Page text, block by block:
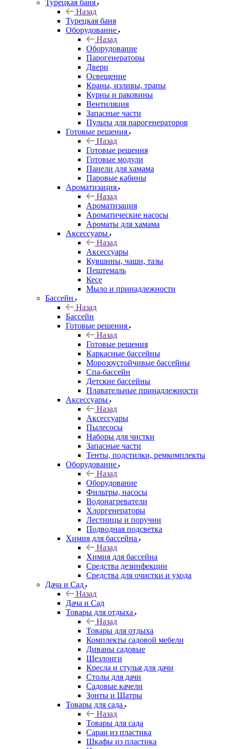
Турецкая баня
Назад
Турецкая баня
Оборудование
Назад
Оборудование
Парогенераторы
Двери
Освещение
Краны, изливы, трапы
Курны и раковины
Вентиляция
Запасные части
Пульты для парогенераторов
Готовые решения
Назад
Готовые решения
Готовые модули
Панели для хамама
Паровые кабины
Ароматизация
Назад
Ароматизация
Ароматические насосы
Ароматы для хамама
Аксессуары
Назад
Аксессуары
Кувшины, чаши, тазы
Пештемаль
Кесе
Мыло и принадлежности
Бассейн
Назад
Бассейн
Готовые решения
Назад
Готовые решения
Каркасные бассейны
Морозоустойчивые бассейны
Спа-бассейн
Детские бассейны
Плавательные принадлежности
Аксессуары
Назад
Аксессуары
Пылесосы
Наборы для чистки
Запасные части
Тенты, подстилки, ремкомплекты
Оборудование
Назад
Оборудование
Фильтры, насосы
Водонагреватели
Хлоргенераторы
Лестницы и поручни
Подводная подсветка
Химия для бассейна
Назад
Химия для бассейна
Средства дезинфекции
Средства для очистки и ухода
Дача и Сад
Назад
Дача и Сад
Товары для отдыха
Назад
Товары для отдыха
Комплекты садовой мебели
Диваны садовые
Шезлонги
Кресла и стулья для дачи
Столы для дачи
Садовые качели
Зонты и Шатры
Товары для сада
Назад
Товары для сада
Сараи из пластика
Шкафы из пластика